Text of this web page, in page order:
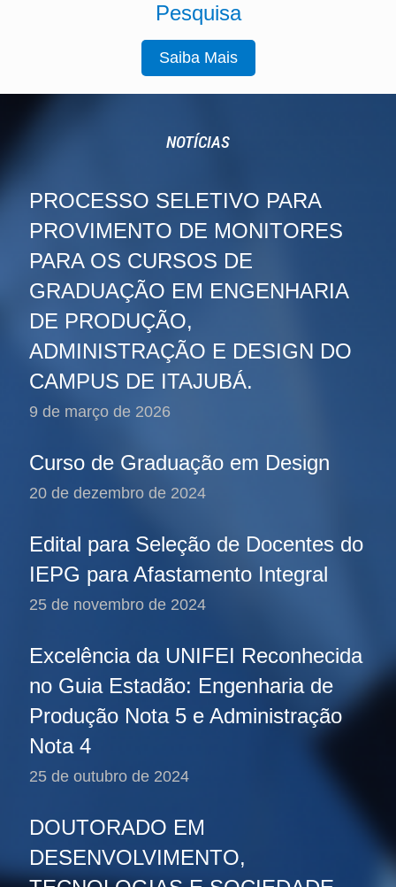
Pesquisa
Saiba Mais
NOTÍCIAS
PROCESSO SELETIVO PARA
PROVIMENTO DE MONITORES
PARA OS CURSOS DE
GRADUAÇÃO EM ENGENHARIA
DE PRODUÇÃO,
ADMINISTRAÇÃO E DESIGN DO
CAMPUS DE ITAJUBÁ.
9 de março de 2026
Curso de Graduação em Design
20 de dezembro de 2024
Edital para Seleção de Docentes do
IEPG para Afastamento Integral
25 de novembro de 2024
Excelência da UNIFEI Reconhecida
no Guia Estadão: Engenharia de
Produção Nota 5 e Administração
Nota 4
25 de outubro de 2024
DOUTORADO EM
DESENVOLVIMENTO,